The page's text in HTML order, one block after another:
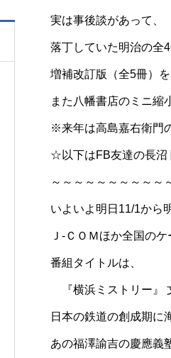
実は事後談があって、
落丁していた明治の全
増補改訂版（全5冊）
また八幡書店のミニ縮
※来年は高島嘉右衛門
☆以下はFB友達の長沼
～～～～～～～～～～
いよいよ明日11/1から
Ｊ-ＣＯＭほか全国の
番組タイトルは、
『横浜ミストリー』
日本の鉄道の創成期に
あの福澤諭吉の慶應義